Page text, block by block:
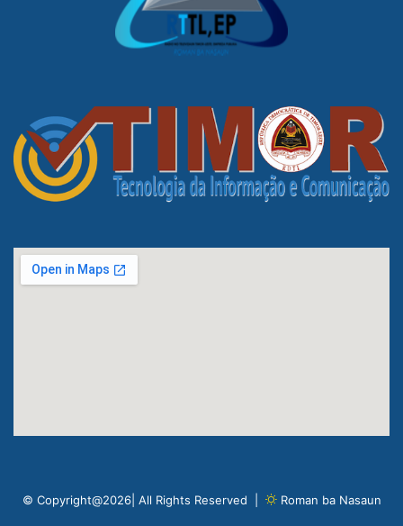
© Copyright@2026| All Rights Reserved | Roman ba Nasaun